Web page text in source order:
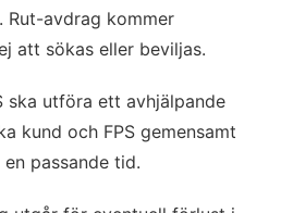
avdrag kommer
att sökas eller beviljas.
ska utföra ett avhjälpande
kund och FPS gemensamt
passande tid.